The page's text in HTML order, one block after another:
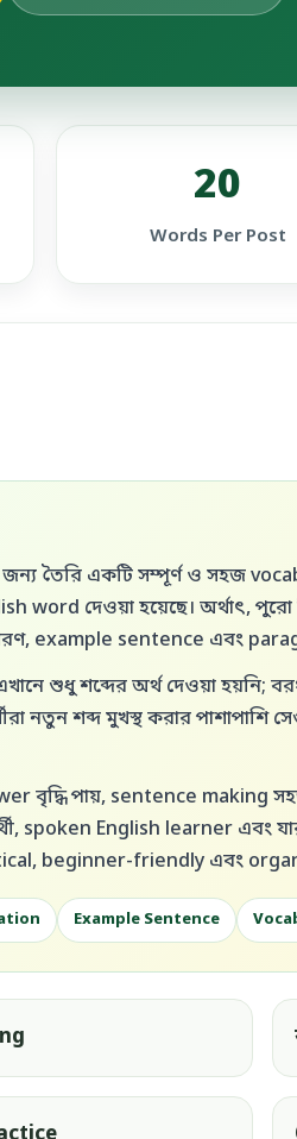
20
Words Per Post
জন্য তৈরি একটি সম্পূর্ণ ও সহজ
word দেওয়া হয়েছে। অর্থাৎ,
example sentence এবং
শুধু শব্দের অর্থ দেওয়া হয়নি;
নতুন শব্দ মুখস্থ করার পাশাপাশি
বৃদ্ধি পায়, sentence making
spoken English learner এবং
beginner-friendly এবং
Example Sentence